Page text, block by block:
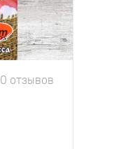
0 отзывов